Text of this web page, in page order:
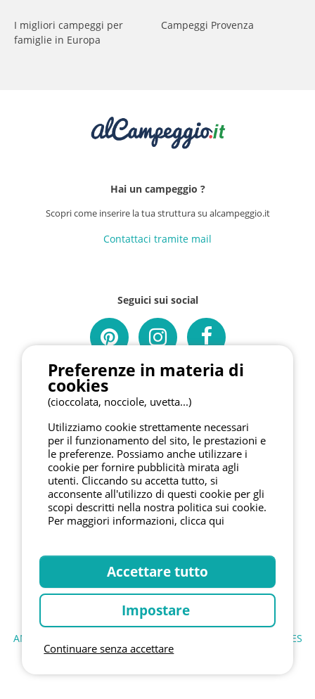
I migliori campeggi per
famiglie in Europa
Campeggi Provenza
Hai un campeggio ?
Scopri come inserire la tua struttura su alcampeggio.it
Contattaci tramite mail
Seguici sui social
I NOSTRI PARTNERS
ANNUARIO
COOKIES
NOTE LEGALI
INFORMATIVA SULLA PRIVACY
Continuare senza accettare
Preferenze in materia di
cookies
(cioccolata, nocciole, uvetta...)
Utilizziamo cookie strettamente necessari
per il funzionamento del sito, le prestazioni e
le preferenze. Possiamo anche utilizzare i
cookie per fornire pubblicità mirata agli
utenti. Cliccando su accetta tutto, si
acconsente all'utilizzo di questi cookie per gli
scopi descritti nella nostra politica sui cookie.
Per maggiori informazioni, clicca qui
Accettare tutto
Impostare